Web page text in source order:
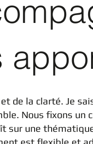
de la clarté. Je
Nous fixons un
sur une
est flexible et